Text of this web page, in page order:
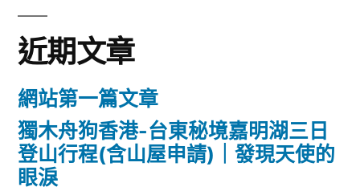
字:
近期文章
網站第一篇文章
獨木舟狗香港-台東秘境嘉明湖三日
登山行程(含山屋申請)｜發現天使的
眼淚